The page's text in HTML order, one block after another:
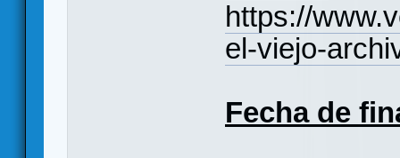
https://
el-viejo-
Fecha de